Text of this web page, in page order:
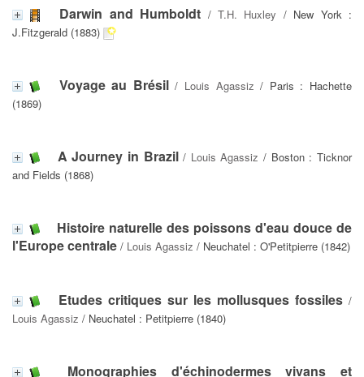
Darwin and Humboldt /T.H. Huxley / New York :
J.Fitzgerald (1883)
Voyage au Brésil/ Louis Agassiz / Paris : Hachette
(1869)
A Journey in Brazil/ Louis Agassiz / Boston : Ticknor
and Fields (1868)
Histoire naturelle des poissons d'eau douce de
l'Europe centrale / Louis Agassiz / Neuchatel : O'Petitpierre (1842)
Etudes critiques sur les mollusques fossiles /
Louis Agassiz / Neuchatel : Petitpierre (1840)
Monographies d'échinodermes vivans et